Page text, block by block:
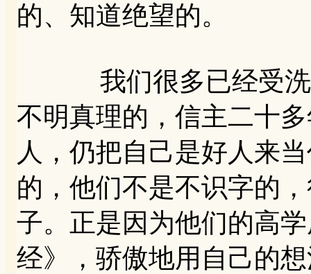
的、知道绝望的。
我们很多已经受洗过
不明真理的，信主二十
人，仍把自己是好人来
的，他们不是不识字的
子。正是因为他们的高
经》，骄傲地用自己的